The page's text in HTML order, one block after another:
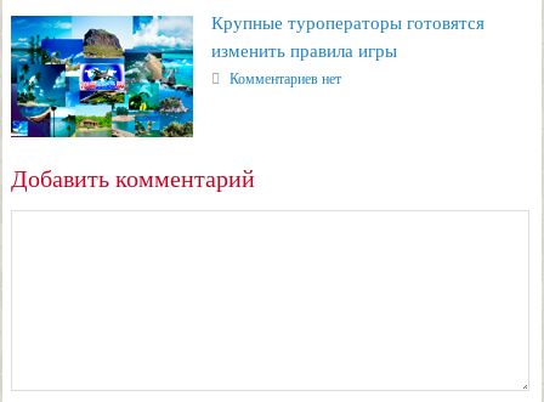
Крупные туроператоры готовятся
изменить правила игры
Комментариев нет
Добавить комментарий